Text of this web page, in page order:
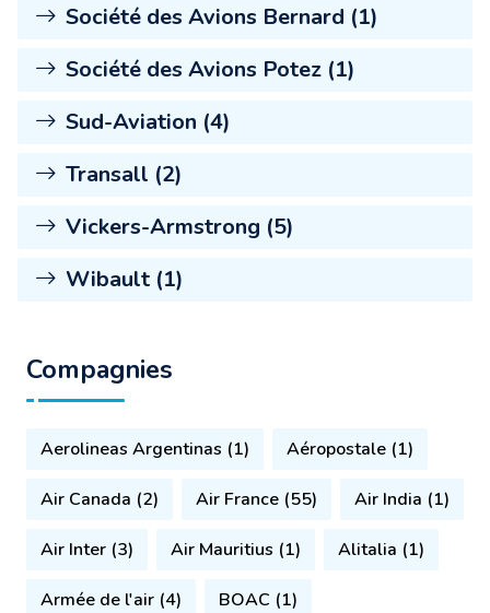
Société des Avions Bernard (1)
Société des Avions Potez (1)
Sud-Aviation (4)
Transall (2)
Vickers-Armstrong (5)
Wibault (1)
Compagnies
Aerolineas Argentinas (1) Aéropostale (1)
Air Canada (2) Air France (55) Air India (1)
Air Inter (3) Air Mauritius (1) Alitalia (1)
Armée de l'air (4) BOAC (1)